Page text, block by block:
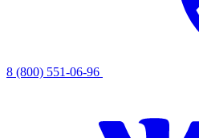
8 (800) 551-06-96